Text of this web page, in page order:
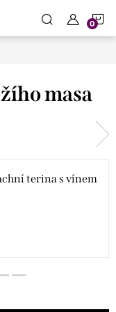
masa
terina s vínem